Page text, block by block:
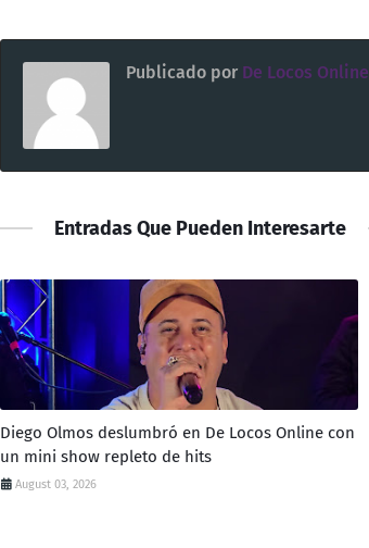
Publicado por De Locos Online
Entradas Que Pueden Interesarte
Diego Olmos deslumbró en De Locos Online con
un mini show repleto de hits
August 03, 2026